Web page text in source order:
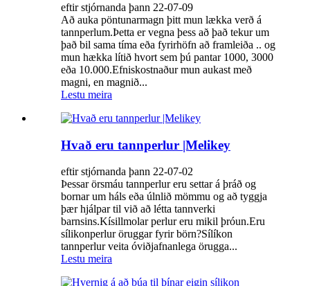
eftir stjórnanda þann 22-07-09
Að auka pöntunarmagn þitt mun lækka verð á
tannperlum.Þetta er vegna þess að það tekur um
það bil sama tíma eða fyrirhöfn að framleiða .. og
mun hækka lítið hvort sem þú pantar 1000, 3000
eða 10.000.Efniskostnaður mun aukast með
magni, en magnið...
Lestu meira
Hvað eru tannperlur |Melikey
eftir stjórnanda þann 22-07-02
Þessar örsmáu tannperlur eru settar á þráð og
bornar um háls eða úlnlið mömmu og að tyggja
þær hjálpar til við að létta tannverki
barnsins.Kísillmolar perlur eru mikil þróun.Eru
sílikonperlur öruggar fyrir börn?Sílíkon
tannperlur veita óviðjafnanlega örugga...
Lestu meira